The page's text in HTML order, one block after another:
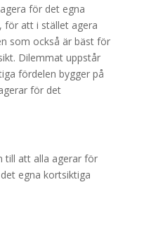
för det egna
för att i stället agera
som också är bäst för
Dilemmat uppstår
fördelen bygger på
för det
till att alla agerar för
egna kortsiktiga